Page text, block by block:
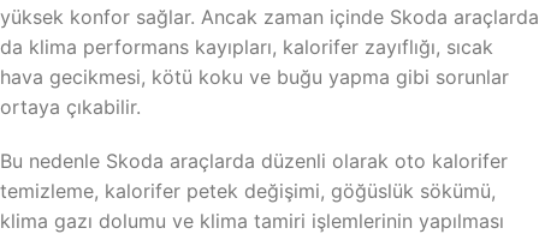
yüksek konfor sağlar. Ancak zaman içinde Skoda araçlarda
da klima performans kayıpları, kalorifer zayıflığı, sıcak
hava gecikmesi, kötü koku ve buğu yapma gibi sorunlar
ortaya çıkabilir.
Bu nedenle Skoda araçlarda düzenli olarak oto kalorifer
temizleme, kalorifer petek değişimi, göğüslük sökümü,
klima gazı dolumu ve klima tamiri işlemlerinin yapılması